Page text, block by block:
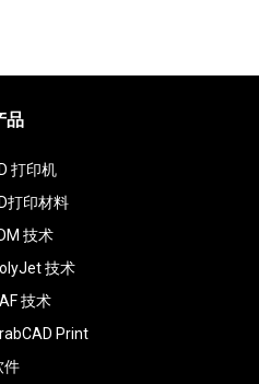
品
打印机
打印材料
技术
技术
技术
Print
件